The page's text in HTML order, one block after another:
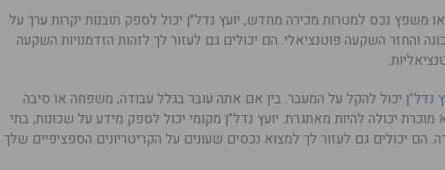
משפץ נכס למטרות מכירה מחדש, יועץ נדל”ן יכול לספק תובנות יקרות ערך על
והחזר השקעה פוטנציאלי. הם יכולים גם לעזור לך לזהות הזדמנויות השקעה
נדל”ן יכול להקל על המעבר. בין אם אתה עובר בגלל עבודה, משפחה או סיבה
יכולה להיות מאתגרת. יועץ נדל”ן מקומי יכול לספק מידע על שכונות, בתי
הם יכולים גם לעזור לך למצוא נכסים שעונים על הקריטריונים הספציפיים שלך